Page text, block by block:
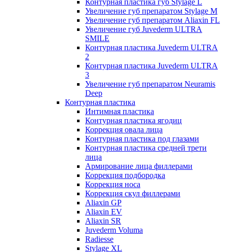
Контурная пластика губ Stylage L
Увеличение губ препаратом Stylage M
Увеличение губ препаратом Aliaxin FL
Увеличение губ Juvederm ULTRA
SMILE
Контурная пластика Juvederm ULTRA
2
Контурная пластика Juvederm ULTRA
3
Увеличение губ препаратом Neuramis
Deep
Контурная пластика
Интимная пластика
Контурная пластика ягодиц
Коррекция овала лица
Контурная пластика под глазами
Контурная пластика средней трети
лица
Армирование лица филлерами
Коррекция подбородка
Коррекция носа
Коррекция скул филлерами
Aliaxin GP
Aliaxin EV
Aliaxin SR
Juvederm Voluma
Radiesse
Stylage XL